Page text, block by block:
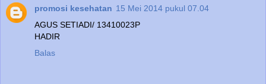
promosi kesehatan 15 Mei 2014 pukul 07.04
AGUS SETIADI/ 13410023P
HADIR
Balas